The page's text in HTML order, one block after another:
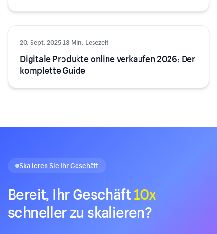
E-Commerce
20. Sept. 2025·13 Min. Lesezeit
Digitale Produkte online verkaufen 2026: Der
komplette Guide
Skalieren Sie Ihr Geschäft
Bereit, Ihr Geschäft10x
schneller zu skalieren?